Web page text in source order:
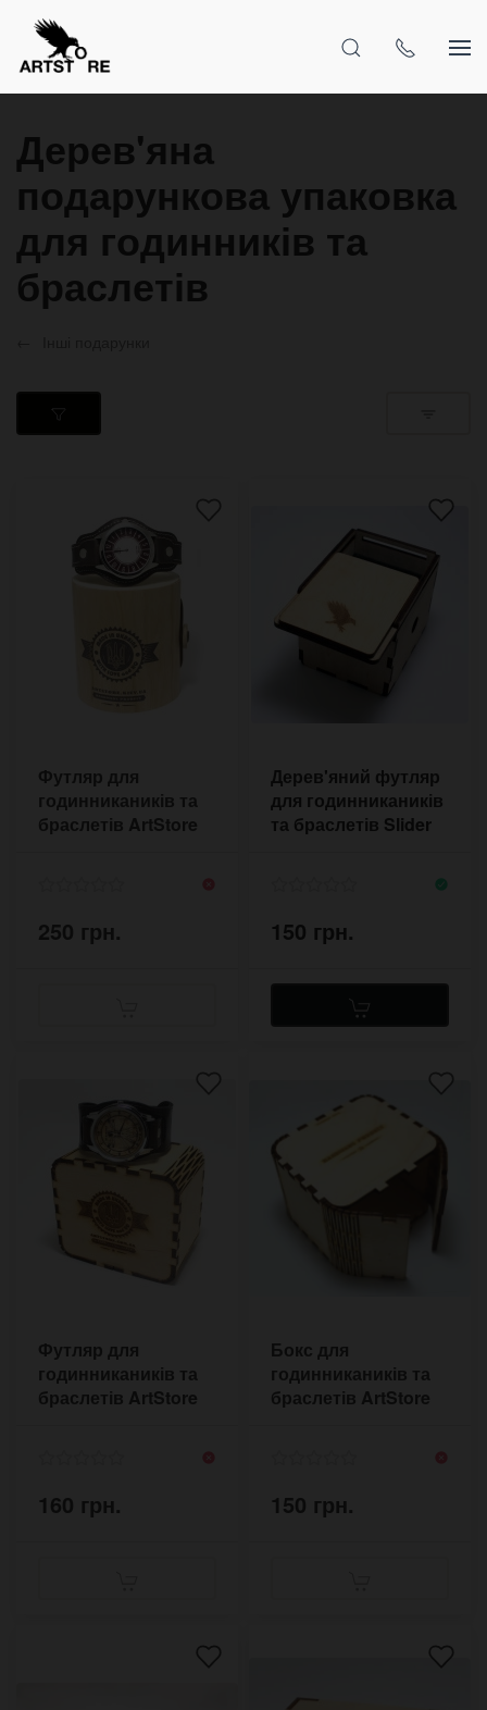
Дерев'яна
подарункова упаковка
для годинників та
браслетів
Футляр для
годинникаників та
браслетів ArtStore
250 грн.
Дерев'яний футляр
для годинникаників
та браслетів Slider
150 грн.
Футляр для
годинникаників та
браслетів ArtStore
160 грн.
Бокс для
годинникаників та
браслетів ArtStore
150 грн.